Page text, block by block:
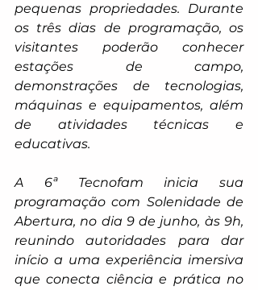
pequenas propriedades. Durante
os três dias de programação, os
visitantes poderão conhecer
estações de campo,
demonstrações de tecnologias,
máquinas e equipamentos, além
de atividades técnicas e
educativas.
A 6ª Tecnofam inicia sua
programação com Solenidade de
Abertura, no dia 9 de junho, às 9h,
reunindo autoridades para dar
início a uma experiência imersiva
que conecta ciência e prática no